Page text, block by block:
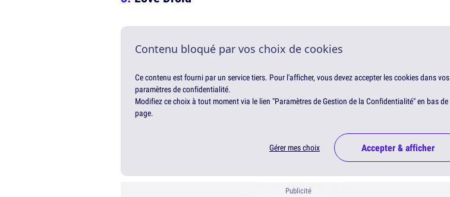
Contenu bloqué par vos choix de cookies
Ce contenu est fourni par un service tiers. Pour l'afficher, vous devez accepter les cookies dans vos
paramètres de confidentialité.
Modifiez ce choix à tout moment via le lien "Paramètres de Gestion de la Confidentialité" en bas de
page.
Gérer mes choix Accepter & afficher
Publicité